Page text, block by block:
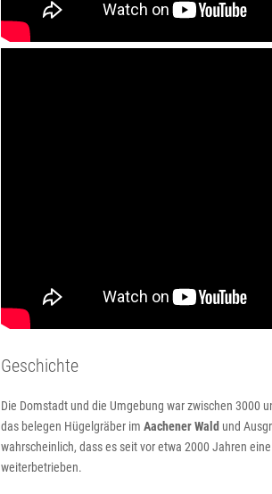
Geschichte
Die Domstadt und die Umgebung war zwischen 3000
das belegen Hügelgräber im Aachener Wald und
wahrscheinlich, dass es seit vor etwa 2000 Jahren
weiterbetrieben.